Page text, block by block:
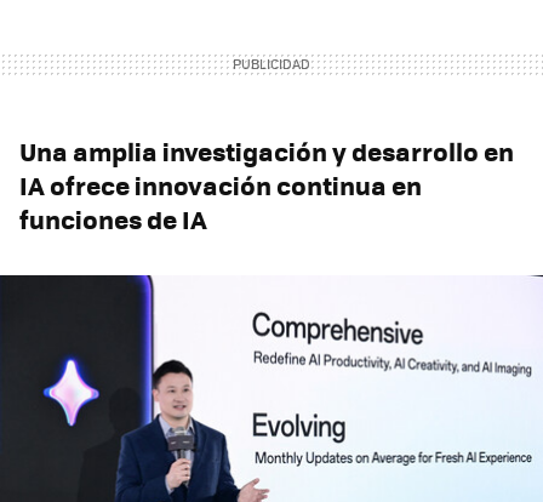
Una amplia investigación y desarrollo en
IA ofrece innovación continua en
funciones de IA